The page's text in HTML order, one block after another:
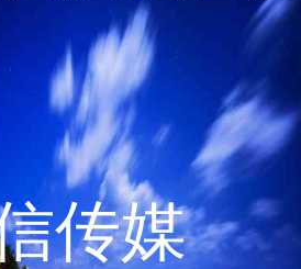
传媒